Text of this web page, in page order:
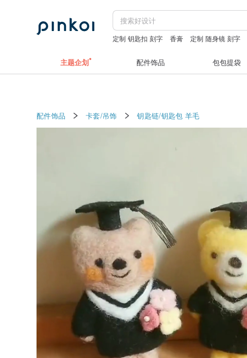
定制 钥匙扣 刻字 香膏 定制 随身镜 刻字
主题企划 配件饰品 包包提袋
配件饰品 卡套/吊饰 钥匙链/钥匙包 羊毛